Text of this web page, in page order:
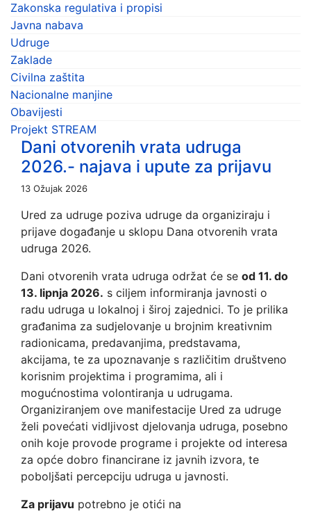
Zakonska regulativa i propisi
Javna nabava
Udruge
Zaklade
Civilna zaštita
Nacionalne manjine
Obavijesti
Projekt STREAM
Dani otvorenih vrata udruga
2026.- najava i upute za prijavu
13 Ožujak 2026
Ured za udruge poziva udruge da organiziraju i
prijave događanje u sklopu Dana otvorenih vrata
udruga 2026.
Dani otvorenih vrata udruga održat će se od 11. do
13. lipnja 2026. s ciljem informiranja javnosti o
radu udruga u lokalnoj i široj zajednici. To je prilika
građanima za sudjelovanje u brojnim kreativnim
radionicama, predavanjima, predstavama,
akcijama, te za upoznavanje s različitim društveno
korisnim projektima i programima, ali i
mogućnostima volontiranja u udrugama.
Organiziranjem ove manifestacije Ured za udruge
želi povećati vidljivost djelovanja udruga, posebno
onih koje provode programe i projekte od interesa
za opće dobro financirane iz javnih izvora, te
poboljšati percepciju udruga u javnosti.
Za prijavu potrebno je otići na